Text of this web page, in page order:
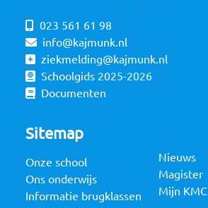
023 561 61 98
info@kajmunk.nl
ziekmelding@kajmunk.nl
Schoolgids 2025-2026
Documenten
Sitemap
Onze school
Ons onderwijs
Informatie brugklassen
Nieuws
Magister
Mijn KMC